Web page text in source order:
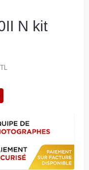
N kit